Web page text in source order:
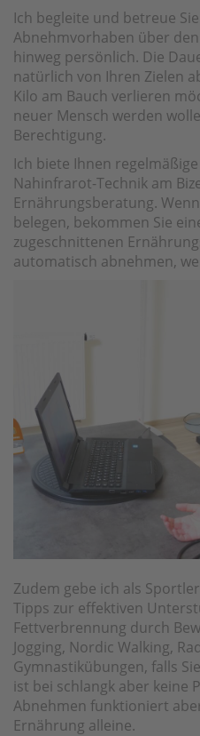
Ich begleite und betreue
Abnehmvorhaben über
hinweg persönlich. Die
natürlich von Ihren Zielen
Kilo am Bauch verlieren
neuer Mensch werden
Berechtigung.
Ich biete Ihnen
Nahinfrarot-Technik am
Ernährungsberatung.
belegen, bekommen Sie
zugeschnittenen
automatisch abnehmen,
Zudem gebe ich als
Tipps zur effektiven
Fettverbrennung durch
Jogging, Nordic Walking,
Gymnastikübungen, falls
ist bei schlangk aber keine
Abnehmen funktioniert
Ernährung alleine.